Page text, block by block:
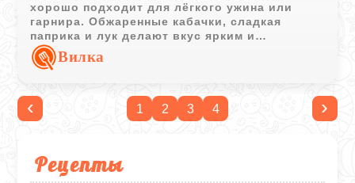
Рецепты
хорошо подходит для лёгкого ужина или
гарнира. Обжаренные кабачки, сладкая
паприка и лук делают вкус ярким и
домашним.
Вилка
‹ 1 2 3 4 ›